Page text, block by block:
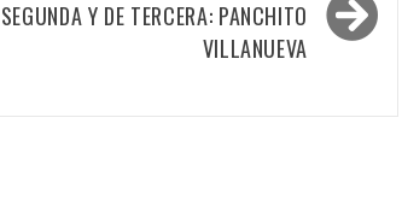
SEGUNDA Y DE TERCERA: PANCHITO
VILLANUEVA